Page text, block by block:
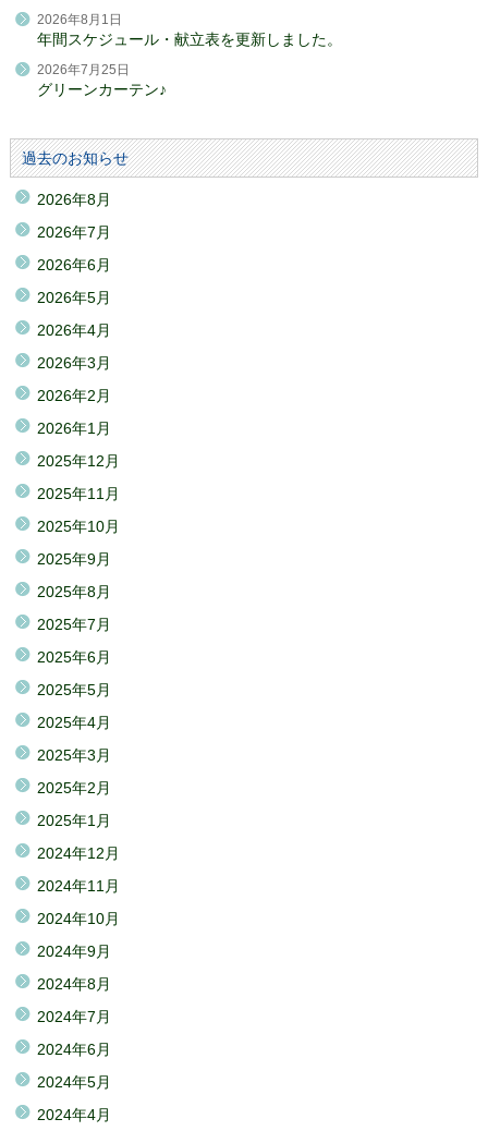
2026年8月1日
年間スケジュール・献立表を更新しました。
2026年7月25日
グリーンカーテン♪
過去のお知らせ
2026年8月
2026年7月
2026年6月
2026年5月
2026年4月
2026年3月
2026年2月
2026年1月
2025年12月
2025年11月
2025年10月
2025年9月
2025年8月
2025年7月
2025年6月
2025年5月
2025年4月
2025年3月
2025年2月
2025年1月
2024年12月
2024年11月
2024年10月
2024年9月
2024年8月
2024年7月
2024年6月
2024年5月
2024年4月